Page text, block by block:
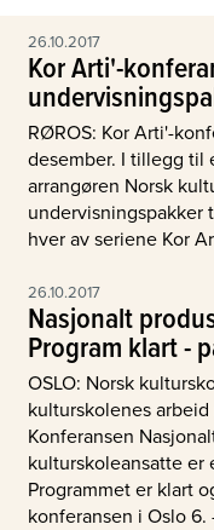
26.10.2017
Kor Arti'-
RØROS: Kor Arti'-
desember. I tillegg til
arrangøren Norsk
undervisningspakker
hver av seriene Kor
26.10.2017
Nasjonalt
Program klart -
OSLO: Norsk
kulturskolenes
Konferansen
kulturskoleansatte
Programmet er klart
konferansen i Oslo 6.